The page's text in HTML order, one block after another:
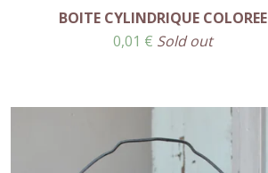
BOITE CYLINDRIQUE COLOREE
0,01 € Sold out